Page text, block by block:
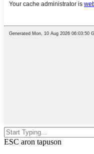
ESC aron tapuson